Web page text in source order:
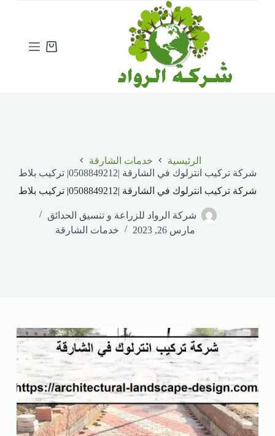
Shopping
الرئيسية
خدمات الشارقة
شركة تركيب انترلوك في الشارقة |0508849212| تركيب بلاط
شركة تركيب انترلوك في الشارقة |0508849212| تركيب بلاط
شركة الرواد للزراعة و تنسيق الحدائق
مارس 26, 2023
خدمات الشارقة